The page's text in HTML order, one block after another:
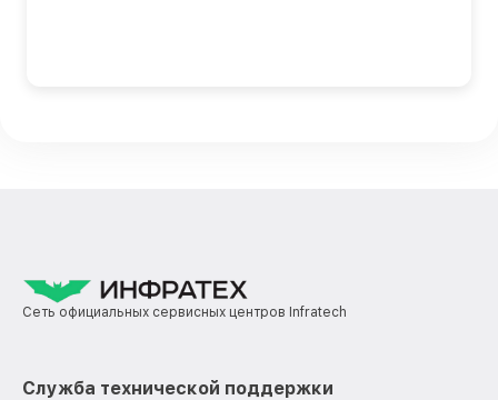
Сеть официальных сервисных центров Infratech
Служба технической поддержки